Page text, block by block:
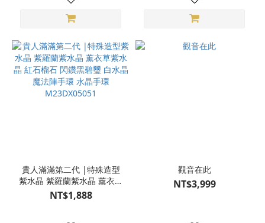
貴人滿滿第二代 |特殊造型
紫水晶 紫羅蘭紫水晶 薰衣草
紫水晶 紅石榴石 閃鑽黑碧璽
白水晶 魔法陣手環 水晶手環
NT$1,888
觀音在此
NT$3,999